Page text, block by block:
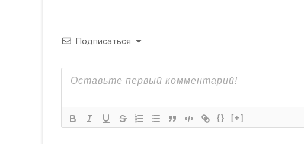
Подписаться
{} [+]